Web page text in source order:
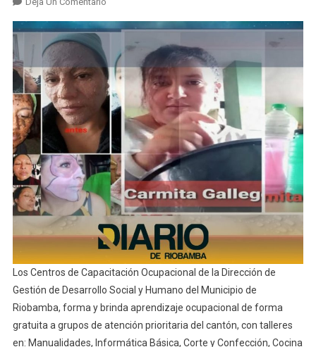
El
De
Junio
783
Beneficiarios
Los
Centros
De
Capacitación
Ocupacional
Los Centros de Capacitación Ocupacional de la Dirección de
Gestión de Desarrollo Social y Humano del Municipio de
Riobamba, forma y brinda aprendizaje ocupacional de forma
gratuita a grupos de atención prioritaria del cantón, con talleres
en: Manualidades, Informática Básica, Corte y Confección, Cocina